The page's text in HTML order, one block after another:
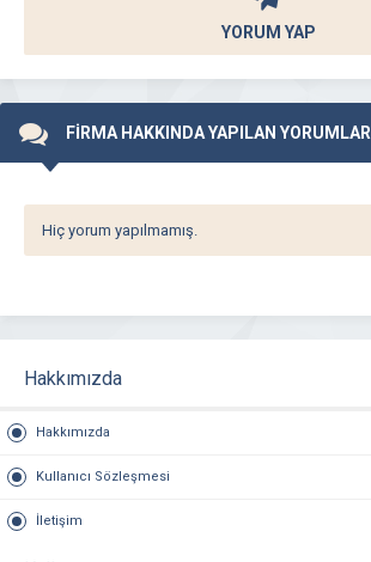
YORUM YAP
FİRMA HAKKINDA YAPILAN YORUMLAR
Hiç yorum yapılmamış.
Hakkımızda
Hakkımızda
Kullanıcı Sözleşmesi
İletişim